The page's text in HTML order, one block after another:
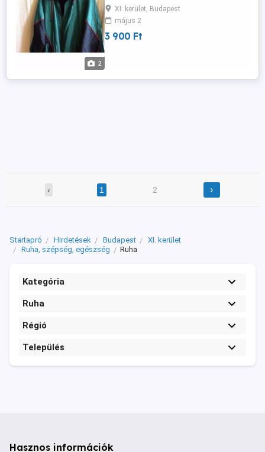
2
belül is zippzáros zseb, nyakánál
összeköthető, sportos, új állapotú. Ára: 3
900 Ft Érdeklődni: Bp, XI.ker. Tel.: 06-70-
344-1512 vagy
XI. kerület, Budapest
május 2
3 900 Ft
‹ 1 2 ›
Startapró Hirdetések Budapest
XI. kerület
Ruha, szépség, egészség
Ruha
Kategória
Ruha
Régió
Település
Hasznos információk